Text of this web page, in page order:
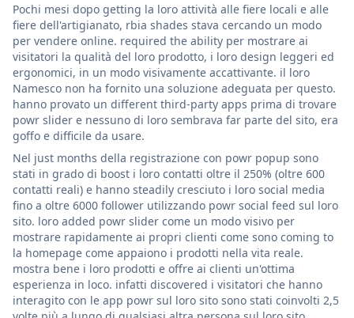
Pochi mesi dopo getting la loro attività alle fiere locali e alle
fiere dell'artigianato, rbia shades stava cercando un modo
per vendere online. required the ability per mostrare ai
visitatori la qualità del loro prodotto, i loro design leggeri ed
ergonomici, in un modo visivamente accattivante. il loro
Namesco non ha fornito una soluzione adeguata per questo.
hanno provato un different third-party apps prima di trovare
powr slider e nessuno di loro sembrava far parte del sito, era
goffo e difficile da usare.
Nel just months della registrazione con powr popup sono
stati in grado di boost i loro contatti oltre il 250% (oltre 600
contatti reali) e hanno steadily cresciuto i loro social media
fino a oltre 6000 follower utilizzando powr social feed sul loro
sito. loro added powr slider come un modo visivo per
mostrare rapidamente ai propri clienti come sono coming to
la homepage come appaiono i prodotti nella vita reale.
mostra bene i loro prodotti e offre ai clienti un'ottima
esperienza in loco. infatti discovered i visitatori che hanno
interagito con le app powr sul loro sito sono stati coinvolti 2,5